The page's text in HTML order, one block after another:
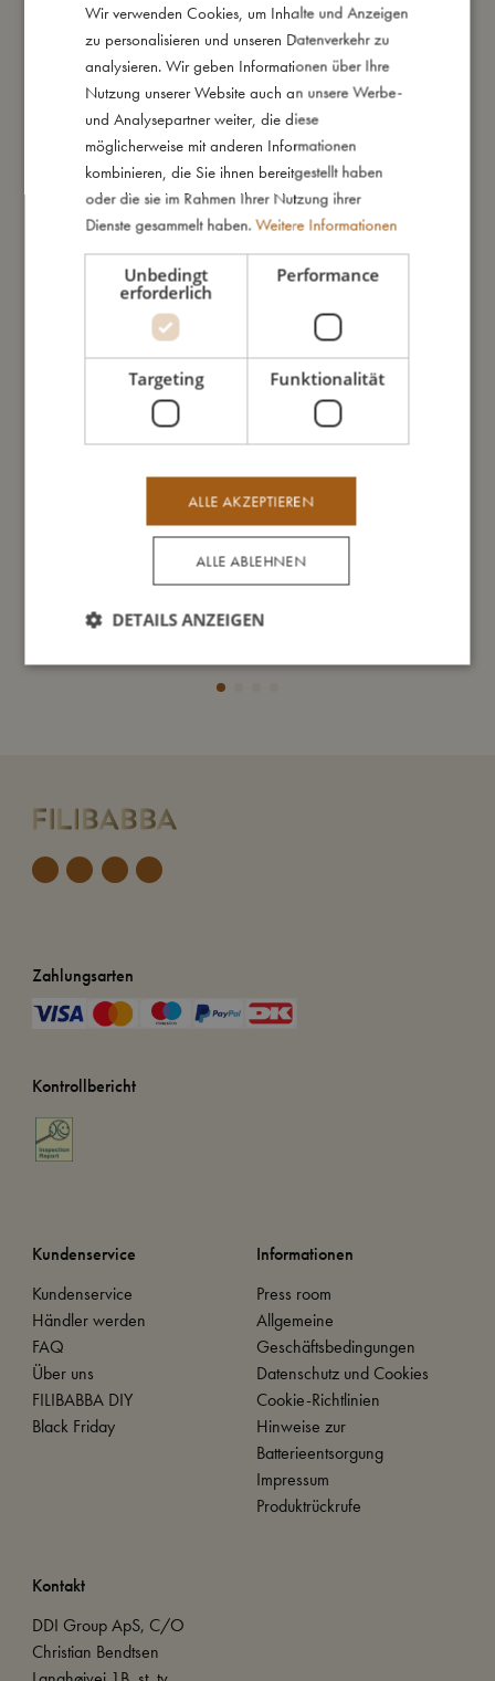
Das könnte dir auch gefallen
Trinkflasche aus rostfreiem Edelstahl - Unicorn Shore
Zahlungsarten
Kontrollbericht
Kundenservice
Kundenservice
Händler werden
FAQ
Über uns
FILIBABBA DIY
Black Friday
Informationen
Press room
Allgemeine
Geschäftsbedingungen
Datenschutz und Cookies
Cookie-Richtlinien
Hinweise zur
Batterieentsorgung
Impressum
Produktrückrufe
Kontakt
DDI Group ApS, C/O
Christian Bendtsen
DANISH
ENGLISH
GERMAN
Wir verwenden Cookies, um Inhalte und Anzeigen
zu personalisieren und unseren Datenverkehr zu
analysieren. Wir geben Informationen über Ihre
Nutzung unserer Website auch an unsere Werbe-
und Analysepartner weiter, die diese
möglicherweise mit anderen Informationen
kombinieren, die Sie ihnen bereitgestellt haben
oder die sie im Rahmen Ihrer Nutzung ihrer
Dienste gesammelt haben. Weitere Informationen
Unbedingt
erforderlich
Performance
Targeting Funktionalität
ALLE AKZEPTIEREN
ALLE ABLEHNEN
DETAILS ANZEIGEN